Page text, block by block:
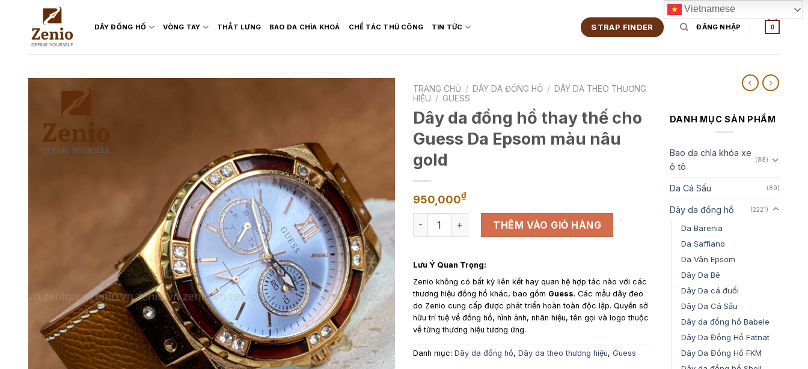
content
DÂY ĐỒNG HỒ VÒNG TAY THẮT LƯNG BAO DA CHÌA KHOÁ CHẾ TÁC THỦ CÔNG TIN TỨC STRAP FINDER ĐĂNG NHẬP 0
TRANG CHỦ / DÂY DA ĐỒNG HỒ / DÂY DA THEO THƯƠNG
HIỆU / GUESS
Dây da đồng hồ thay thế cho
Guess Da Epsom màu nâu
gold
950,000₫
Dây da đồng hồ thay thế cho Guess Da Epsom màu nâu gold số lượng
THÊM VÀO GIỎ HÀNG
Lưu Ý Quan Trọng:
Zenio không có bất kỳ liên kết hay quan hệ hợp tác nào với các
thương hiệu đồng hồ khác, bao gồm Guess. Các mẫu dây đeo
do Zenio cung cấp được phát triển hoàn toàn độc lập. Quyền sở
hữu trí tuệ về đồng hồ, hình ảnh, nhãn hiệu, tên gọi và logo thuộc
về từng thương hiệu tương ứng.
Danh mục: Dây da đồng hồ, Dây da theo thương hiệu, Guess
DANH MỤC SẢN PHẨM
Bao da chìa khóa xe
ô tô
(88)
Da Cá Sấu (89)
Dây da đồng hồ (2221)
Da Barenia
Da Saffiano
Da Vân Epsom
Dây Da Bê
Dây Da cá đuối
Dây Da Cá Sấu
Dây da đồng hồ Babele
Dây Da Đồng Hồ Fatnat
Dây Da Đồng Hồ FKM
Vietnamese